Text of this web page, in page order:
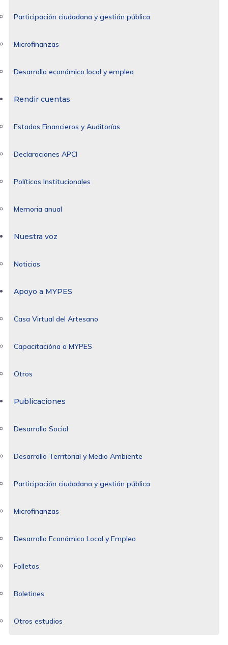
Participación ciudadana y gestión pública
Microfinanzas
Desarrollo económico local y empleo
Rendir cuentas
Estados Financieros y Auditorías
Declaraciones APCI
Políticas Institucionales
Memoria anual
Nuestra voz
Noticias
Apoyo a MYPES
Casa Virtual del Artesano
Capacitacióna a MYPES
Otros
Publicaciones
Desarrollo Social
Desarrollo Territorial y Medio Ambiente
Participación ciudadana y gestión pública
Microfinanzas
Desarrollo Económico Local y Empleo
Folletos
Boletines
Otros estudios